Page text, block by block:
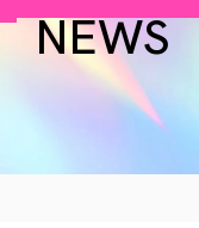
学部・大学院
NEWS
テーマ
すべて